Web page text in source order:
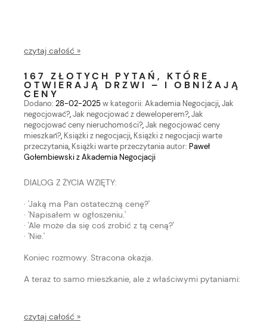
czytaj całość »
167 ZŁOTYCH PYTAŃ, KTÓRE
OTWIERAJĄ DRZWI – I OBNIŻAJĄ
CENY
Dodano: 28-02-2025w kategorii: Akademia Negocjacji,Jak
negocjować?,Jak negocjować z deweloperem?,Jak
negocjować ceny nieruchomości?,Jak negocjować ceny
mieszkań?, Książki z negocjacji, Książki z negocjacji warte
przeczytania, Książki warte przeczytaniaautor: Paweł
Gołembiewski z Akademia Negocjacji
DIALOG Z ŻYCIA WZIĘTY:
· 'Jaką ma Pan ostateczną cenę?'
· 'Napisałem w ogłoszeniu.'
· 'Ale może da się coś zrobić z tą ceną?'
· 'Nie.'
Koniec rozmowy. Stracona okazja.
A teraz to samo mieszkanie, ale z właściwymi pytaniami:
czytaj całość »